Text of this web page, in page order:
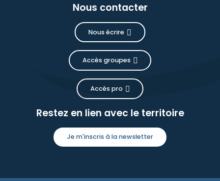
Nous contacter
Nous écrire
Accès groupes
Accès pro
Restez en lien avec le territoire
Je m'inscris à la newsletter